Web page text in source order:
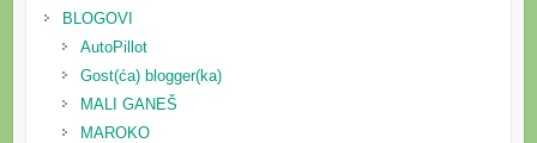
BLOGOVI
AutoPillot
Gost(ća) blogger(ka)
MALI GANEŠ
MAROKO